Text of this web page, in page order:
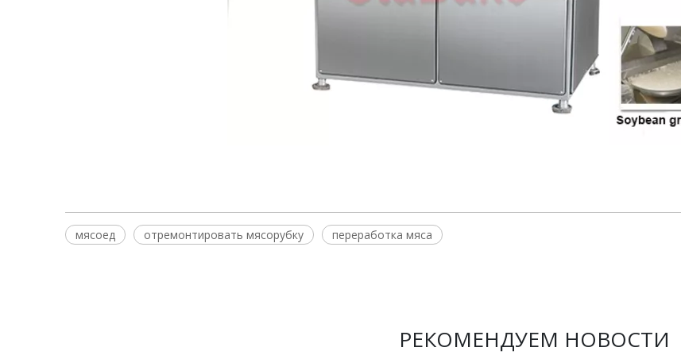
мясоед отремонтировать мясорубку переработка мяса
РЕКОМЕНДУЕМ НОВОСТИ